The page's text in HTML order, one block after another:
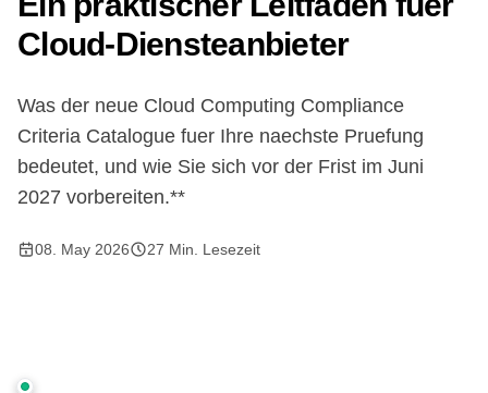
Cloud-Diensteanbieter
Was der neue Cloud Computing Compliance
Criteria Catalogue fuer Ihre naechste Pruefung
bedeutet, und wie Sie sich vor der Frist im Juni
2027 vorbereiten.**
08. May 2026 27 Min. Lesezeit